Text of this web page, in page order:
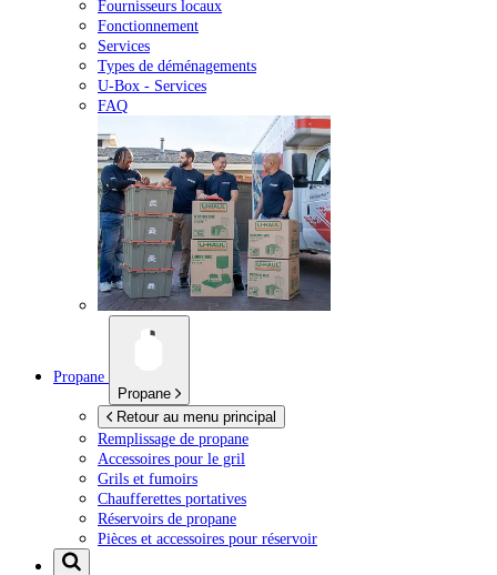
Fournisseurs locaux
Fonctionnement
Services
Types de déménagements
U-Box - Services
FAQ
Propane
Propane
Retour au menu principal
Remplissage de propane
Accessoires pour le gril
Grils et fumoirs
Chaufferettes portatives
Réservoirs de propane
Pièces et accessoires pour réservoir